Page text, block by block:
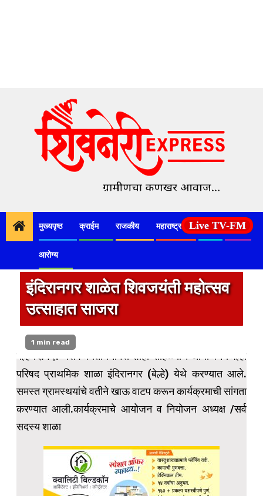
content
मुख्यपृष्ठ क्राईम राजकीय महाराष्ट्र देश कृषी
आरोग्य
Live TV-FM
इंदिरानगर शाळेत शिवजयंती महोत्सव
उत्साहात साजरा
1 min read
बेल्हे दि.१९:- शिवजयंती निमित्त शाही सोहळ्याचे आयोजन जिल्हा
परिषद प्राथमिक शाळा इंदिरानगर (बेल्हे) येथे करण्यात आले.
समस्त ग्रामस्थयांचे वतीने खाऊ वाटप करून कार्यक्रमाची सांगता
करण्यात आली.कार्यक्रमाचे आयोजन व नियोजन अध्यक्ष /सर्व
सदस्य शाळा